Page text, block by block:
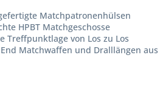
Matchpatronenhülsen
HPBT Matchgeschosse
Treffpunktlage von Los zu Los
Matchwaffen und Dralllängen